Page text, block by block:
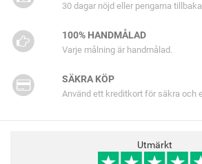
30 dagar nöjd eller pengarna
100% HANDMÅLAD
Varje målning är handmålad.
SÄKRA KÖP
Använd ett kreditkort för säkra och
Utmärkt